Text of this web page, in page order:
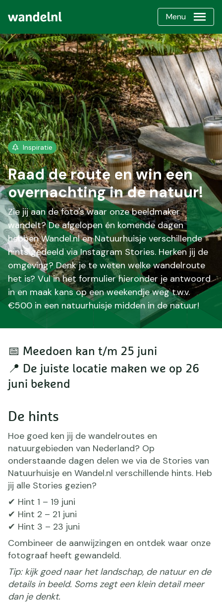
Menu
Inspiratie
Raad de route en win een
overnachting in de natuur!
Zie jij aan de foto's waar onze beeldmaker
wandelt? De afgelopen én komende dagen
hebben Wandel.nl en Natuurhuisje verschillende
hints gedeeld via Instagram Stories. Herken jij de
omgeving? Denk je te weten welke wandelroute
het is? Vul in het formulier hieronder je antwoord
in en maak kans op een weekendje weg t.w.v.
€500 in een natuurhuisje midden in de natuur!
📅 Meedoen kan t/m 25 juni
📍 De juiste locatie maken we op 26
juni bekend
De hints
Hoe goed ken jij de wandelroutes en
natuurgebieden van Nederland? Op
onderstaande dagen delen we via de Stories van
Natuurhuisje en Wandel.nl verschillende hints. Heb
jij alle Stories gezien?
✔ Hint 1 – 19 juni
✔ Hint 2 – 21 juni
✔ Hint 3 – 23 juni
Combineer de aanwijzingen en ontdek waar onze
fotograaf heeft gewandeld.
Tip: kijk goed naar het landschap, de natuur en de
details in beeld. Soms zegt een klein detail meer
dan je denkt.